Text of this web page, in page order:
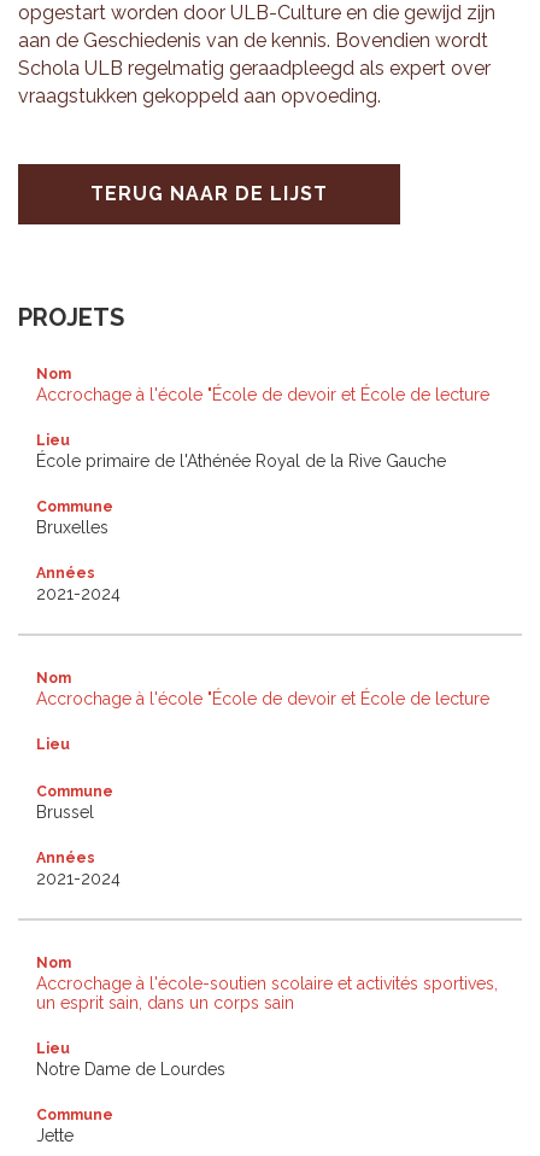
op­ge­start wor­den door ULB-Cul­tu­re en die ge­wijd zijn
aan de Ge­schie­de­nis van de ken­nis. Bo­ven­dien wordt
Scho­la ULB re­gel­ma­tig ge­raad­pleegd als ex­pert over
vraag­stuk­ken ge­kop­peld aan op­voe­ding.
TERUG NAAR DE LIJST
PROJETS
Nom
Accrochage à l'école "École de devoir et École de lecture
Lieu
École primaire de l'Athénée Royal de la Rive Gauche
Commune
Bruxelles
Années
2021-2024
Nom
Accrochage à l'école "École de devoir et École de lecture
Lieu
Commune
Brussel
Années
2021-2024
Nom
Accrochage à l'école-soutien scolaire et activités sportives,
un esprit sain, dans un corps sain
Lieu
Notre Dame de Lourdes
Commune
Jette